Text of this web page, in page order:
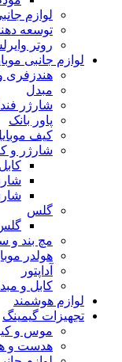
لوازم
توسعه
روتر
لوازم جانبی
هندزفری
مبدل
شارژر
پاور بانک
کیف
شارژر و
گلس
گلس
مچ بند و
هولدر
آداپتور
کابل و
لوازم هوشمند
تجهیزات گیمینگ
موس و
هدست و